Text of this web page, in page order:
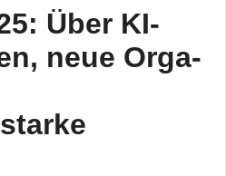
Über KI-
neue Orga-